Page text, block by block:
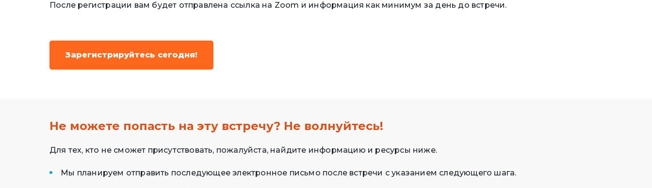
После регистрации вам будет отправлена ссылка на Zoom и информация как минимум за день до встречи.
Зарегистрируйтесь сегодня!
Не можете попасть на эту встречу? Не волнуйтесь!
Для тех, кто не сможет присутствовать, пожалуйста, найдите информацию и ресурсы ниже.
Мы планируем отправить последующее электронное письмо после встречи с указанием следующего шага.